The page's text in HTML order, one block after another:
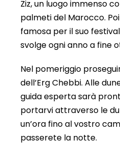
Ziz, un luogo immenso
palmeti del Marocco.
famosa per il suo
svolge ogni anno a fine
Nel pomeriggio
dell’Erg Chebbi. Alle
guida esperta sarà
portarvi attraverso le
un’ora fino al vostro
passerete la notte.